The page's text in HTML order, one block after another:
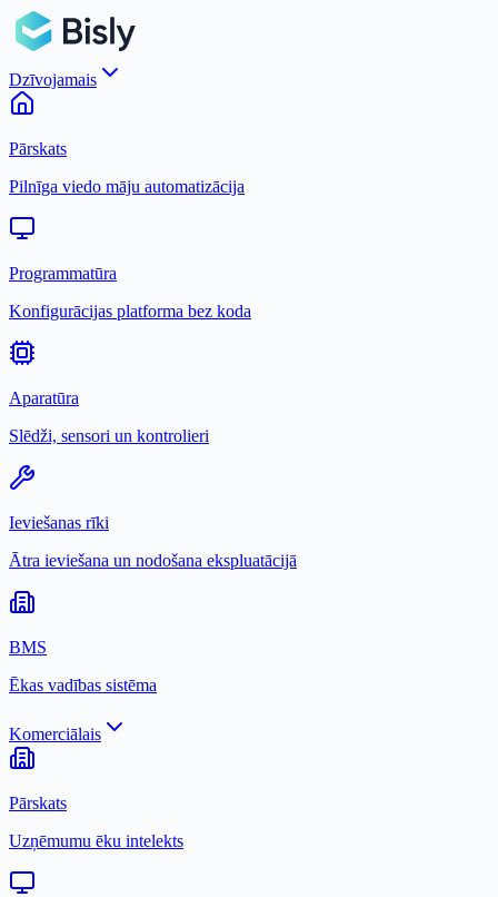
Dzīvojamais
Pārskats
Pilnīga viedo māju automatizācija
Programmatūra
Konfigurācijas platforma bez koda
Aparatūra
Slēdži, sensori un kontrolieri
Ieviešanas rīki
Ātra ieviešana un nodošana ekspluatācijā
BMS
Ēkas vadības sistēma
Komerciālais
Pārskats
Uzņēmumu ēku intelekts